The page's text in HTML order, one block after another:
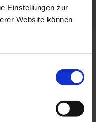
Einstellungen zur
Website können